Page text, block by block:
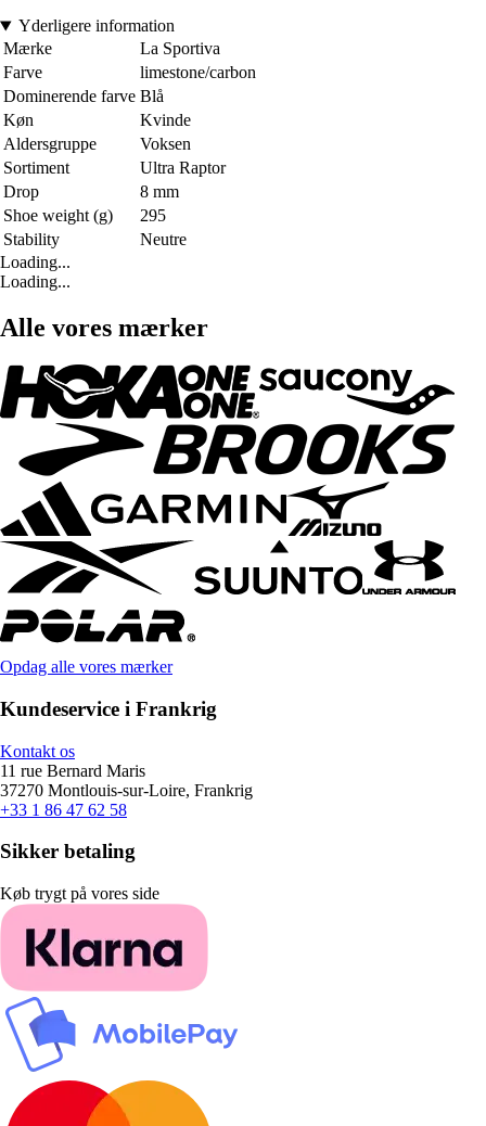
Yderligere information
Mærke
La Sportiva
Farve
limestone/carbon
Dominerende farve Blå
Køn
Kvinde
Aldersgruppe
Voksen
Sortiment
Ultra Raptor
Drop
8 mm
Shoe weight (g)
295
Stability
Neutre
Loading...
Loading...
Alle vores mærker
Opdag alle vores mærker
Kundeservice i Frankrig
Kontakt os
11 rue Bernard Maris
37270 Montlouis-sur-Loire, Frankrig
+33 1 86 47 62 58
Sikker betaling
Køb trygt på vores side